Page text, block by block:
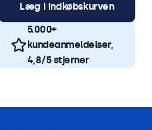
Læg i indkøbskurven
5.000+
kundeanmeldelser,
4,8/5 stjerner